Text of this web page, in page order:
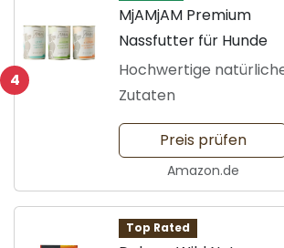
4
MjAMjAM Premium
Nassfutter für Hunde
Hochwertige
Zutaten
Preis prüfen
Amazon.de
Top Rated